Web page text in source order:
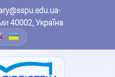
•
40002, Україна